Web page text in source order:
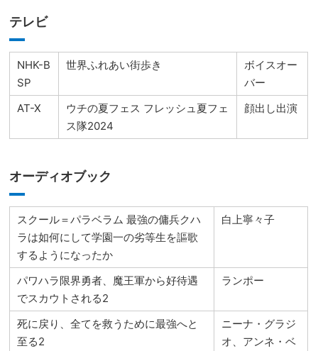
テレビ
NHK-B
SP
世界ふれあい街歩き
ボイスオー
バー
AT-X
ウチの夏フェス フレッシュ夏フェ
ス隊2024
顔出し出演
オーディオブック
スクール＝パラベラム 最強の傭兵クハ
ラは如何にして学園一の劣等生を謳歌
するようになったか
白上寧々子
パワハラ限界勇者、魔王軍から好待遇
でスカウトされる2
ランポー
死に戻り、全てを救うために最強へと
至る2
ニーナ・グラジ
オ、アンネ・ベ